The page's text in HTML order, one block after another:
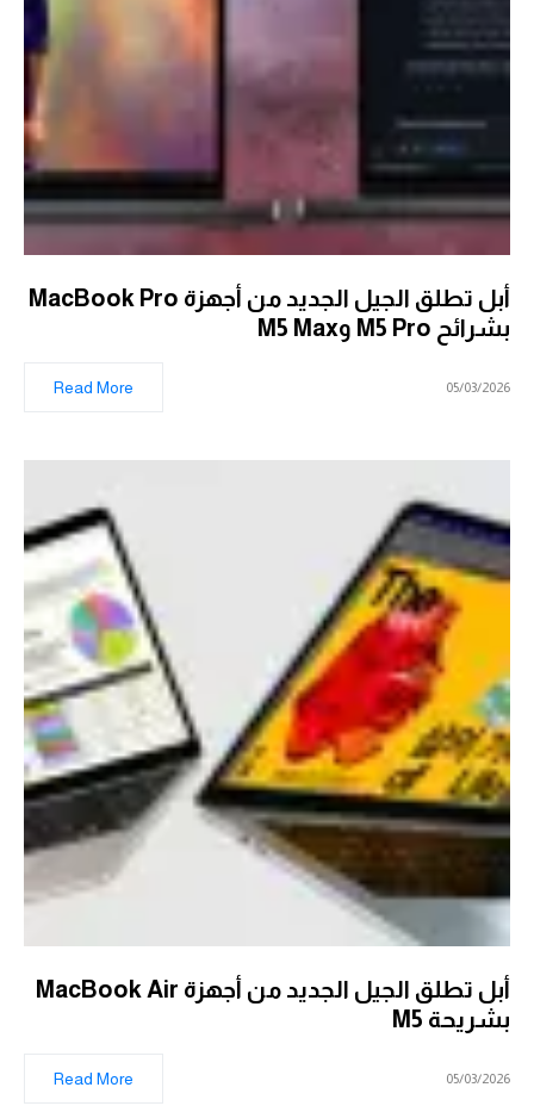
أبل تطلق الجيل الجديد من أجهزة MacBook Pro
بشرائح M5 Pro وM5 Max
05/03/2026
Read More
أبل تطلق الجيل الجديد من أجهزة MacBook Air
بشريحة M5
05/03/2026
Read More